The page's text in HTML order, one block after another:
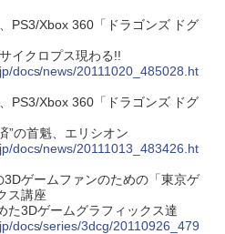
PS3/Xbox 360「ドラゴンズ ドグ
イクロプス現わる!!
docs/news/20111020_485028.ht
PS3/Xbox 360「ドラゴンズ ドグ
”の首魁、エリシオン
docs/news/20111013_483426.ht
3Dゲームファンのための「東京ゲ
ス講座
た3Dゲームグラフィックス達
docs/series/3dcg/20110926_479